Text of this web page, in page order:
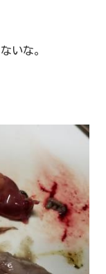
いな。